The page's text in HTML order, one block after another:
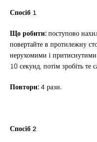
Спосіб 1
Що робити:поступово
повертайте в протилежну
нерухомими і притиснутими
10 секунд, потім зробіть те
Повтори:4 рази.
Спосіб 2